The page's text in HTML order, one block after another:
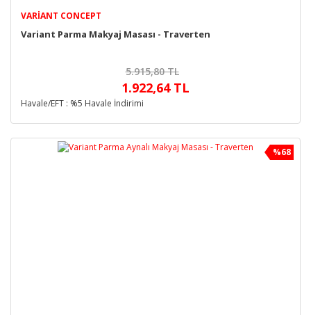
VARIANT CONCEPT
Variant Parma Makyaj Masası - Traverten
5.915,80 TL
1.922,64 TL
Havale/EFT : %5 Havale İndirimi
%68